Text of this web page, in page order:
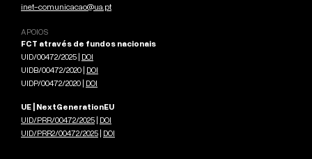
inet-comunicacao@ua.pt
APOIOS
FCT através de fundos nacionais
UID/00472/2025 | DOI
UIDB/00472/2020 | DOI
UIDP/00472/2020 | DOI
UE | NextGenerationEU
UID/PRR/00472/2025 | DOI
UID/PRR2/00472/2025 | DOI